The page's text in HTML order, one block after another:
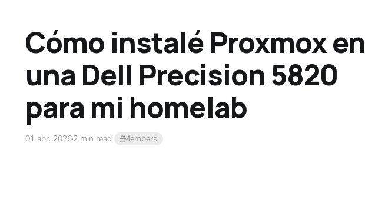
Cómo instalé Proxmox en
una Dell Precision 5820
para mi homelab
01 abr. 20262 min read Members